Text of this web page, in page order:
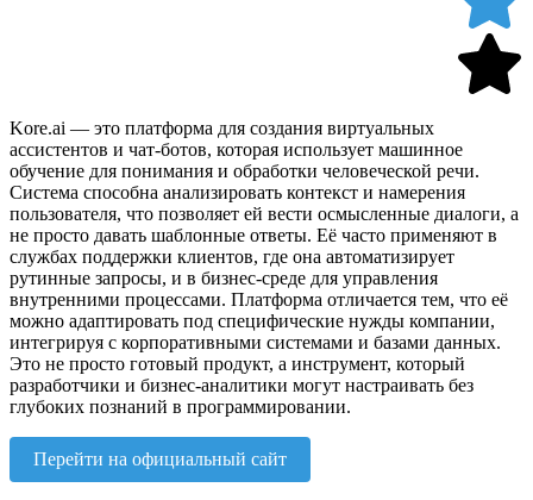
Kore.ai — это платформа для создания виртуальных
ассистентов и чат-ботов, которая использует машинное
обучение для понимания и обработки человеческой речи.
Система способна анализировать контекст и намерения
пользователя, что позволяет ей вести осмысленные диалоги, а
не просто давать шаблонные ответы. Её часто применяют в
службах поддержки клиентов, где она автоматизирует
рутинные запросы, и в бизнес-среде для управления
внутренними процессами. Платформа отличается тем, что её
можно адаптировать под специфические нужды компании,
интегрируя с корпоративными системами и базами данных.
Это не просто готовый продукт, а инструмент, который
разработчики и бизнес-аналитики могут настраивать без
глубоких познаний в программировании.
Перейти на официальный сайт